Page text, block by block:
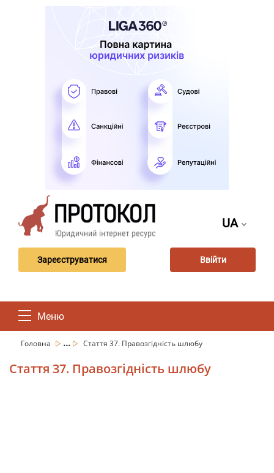
UA
Зареєструватися Ввійти
Меню
Головна ... Стаття 37. Правозгідність шлюбу
Стаття 37. Правозгідність шлюбу